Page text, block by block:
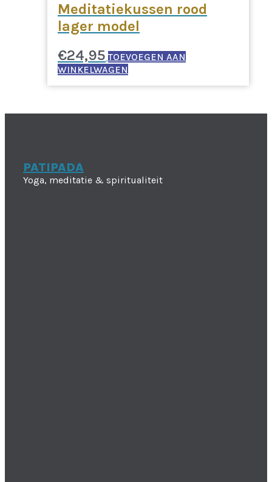
Meditatiekussen rood
lager model
€24,95 TOEVOEGEN AAN
WINKELWAGEN
PATIPADA
Yoga, meditatie & spiritualiteit